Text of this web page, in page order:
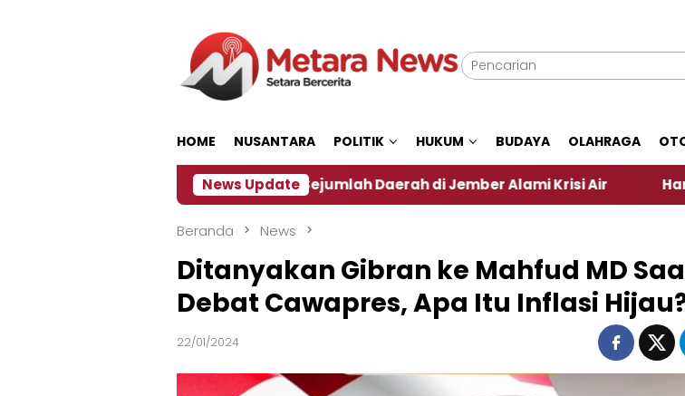
HOME NUSANTARA POLITIK HUKUM BUDAYA OLAHRAGA
News Update
Dampak El Nino, Sejumlah Daerah di Jember Alami Krisi Air Harga Pertamax
Beranda News
Ditanyakan Gibran ke Mahfud MD
Debat Cawapres, Apa Itu Inflasi
22/01/2024